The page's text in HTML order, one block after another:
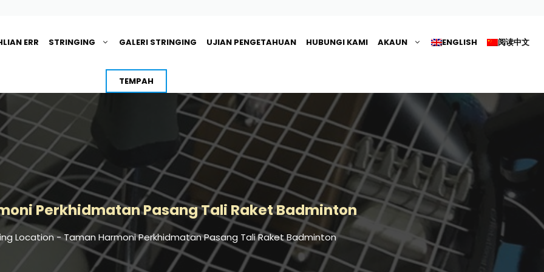
ERR STRINGING GALERI STRINGING UJIAN PENGETAHUAN HUBUNGI KAMI AKAUN ENGLISH 阅读中文
TEMPAH
Perkhidmatan Pasang Tali Raket Badminton
Location-Taman Harmoni Perkhidmatan Pasang Tali Raket Badminton